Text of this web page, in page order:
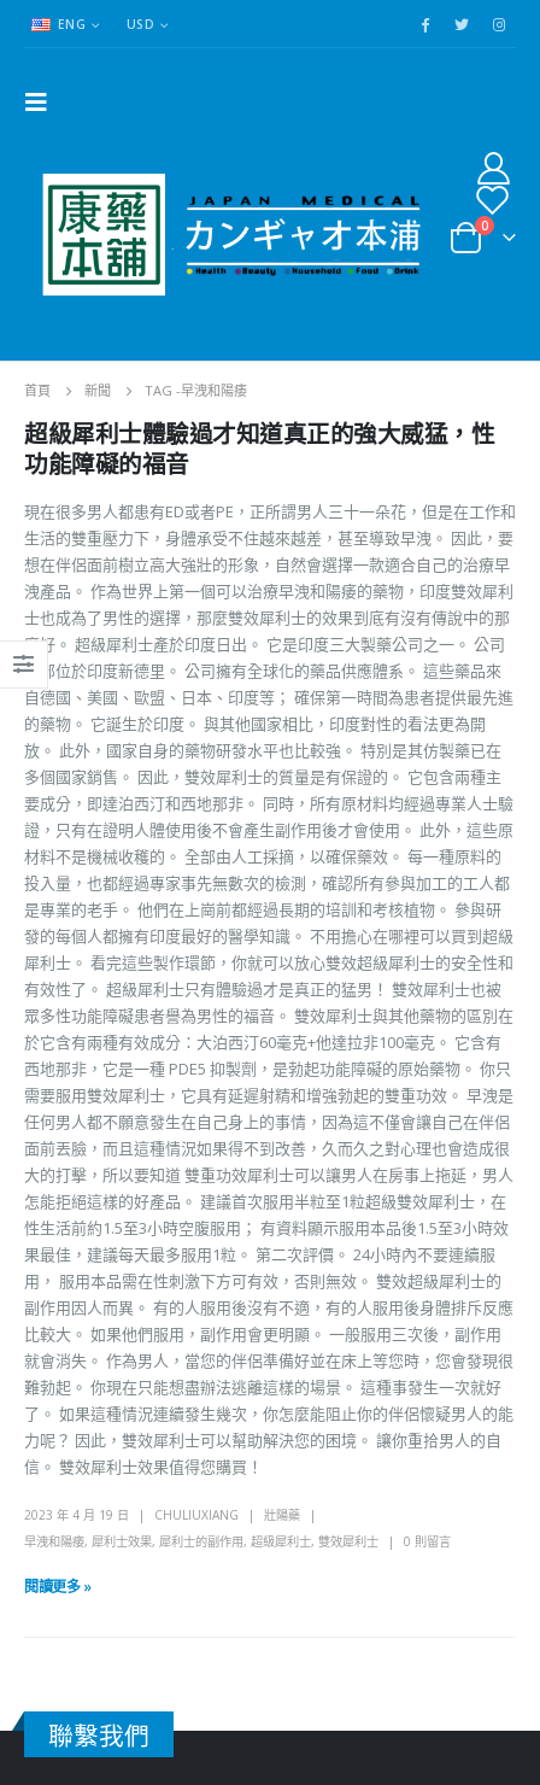
ENG USD
0
首頁 新聞 TAG -早洩和陽痿
超級犀利士體驗過才知道真正的強大威猛，性
功能障礙的福音
現在很多男人都患有ED或者PE，正所謂男人三十一朵花，但是在工作和
生活的雙重壓力下，身體承受不住越來越差，甚至導致早洩。 因此，要
想在伴侶面前樹立高大強壯的形象，自然會選擇一款適合自己的治療早
洩產品。 作為世界上第一個可以治療早洩和陽痿的藥物，印度雙效犀利
士也成為了男性的選擇，那麼雙效犀利士的效果到底有沒有傳說中的那
麼好。 超級犀利士產於印度日出。 它是印度三大製藥公司之一。 公司
總部位於印度新德里。 公司擁有全球化的藥品供應體系。 這些藥品來
自德國、美國、歐盟、日本、印度等； 確保第一時間為患者提供最先進
的藥物。 它誕生於印度。 與其他國家相比，印度對性的看法更為開
放。 此外，國家自身的藥物研發水平也比較強。 特別是其仿製藥已在
多個國家銷售。 因此，雙效犀利士的質量是有保證的。 它包含兩種主
要成分，即達泊西汀和西地那非。 同時，所有原材料均經過專業人士驗
證，只有在證明人體使用後不會產生副作用後才會使用。 此外，這些原
材料不是機械收穫的。 全部由人工採摘，以確保藥效。 每一種原料的
投入量，也都經過專家事先無數次的檢測，確認所有參與加工的工人都
是專業的老手。 他們在上崗前都經過長期的培訓和考核植物。 參與研
發的每個人都擁有印度最好的醫學知識。 不用擔心在哪裡可以買到超級
犀利士。 看完這些製作環節，你就可以放心雙效超級犀利士的安全性和
有效性了。 超級犀利士只有體驗過才是真正的猛男！ 雙效犀利士也被
眾多性功能障礙患者譽為男性的福音。 雙效犀利士與其他藥物的區別在
於它含有兩種有效成分：大泊西汀60毫克+他達拉非100毫克。 它含有
西地那非，它是一種 PDE5 抑製劑，是勃起功能障礙的原始藥物。 你只
需要服用雙效犀利士，它具有延遲射精和增強勃起的雙重功效。 早洩是
任何男人都不願意發生在自己身上的事情，因為這不僅會讓自己在伴侶
面前丟臉，而且這種情況如果得不到改善，久而久之對心理也會造成很
大的打擊，所以要知道 雙重功效犀利士可以讓男人在房事上拖延，男人
怎能拒絕這樣的好產品。 建議首次服用半粒至1粒超級雙效犀利士，在
性生活前約1.5至3小時空腹服用； 有資料顯示服用本品後1.5至3小時效
果最佳，建議每天最多服用1粒。 第二次評價。 24小時內不要連續服
用， 服用本品需在性刺激下方可有效，否則無效。 雙效超級犀利士的
副作用因人而異。 有的人服用後沒有不適，有的人服用後身體排斥反應
比較大。 如果他們服用，副作用會更明顯。 一般服用三次後，副作用
就會消失。 作為男人，當您的伴侶準備好並在床上等您時，您會發現很
難勃起。 你現在只能想盡辦法逃離這樣的場景。 這種事發生一次就好
了。 如果這種情況連續發生幾次，你怎麼能阻止你的伴侶懷疑男人的能
力呢？ 因此，雙效犀利士可以幫助解決您的困境。 讓你重拾男人的自
信。 雙效犀利士效果值得您購買！
2023 年 4 月 19 日 CHULIUXIANG
壯陽藥
早洩和陽痿, 犀利士效果, 犀利士的副作用, 超級犀利士, 雙效犀利士 0 則留言
閱讀更多 »
聯繫我們